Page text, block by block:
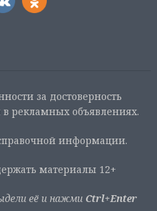
за достоверность
рекламных объявлениях.
информации.
материалы 12+
её и нажми Ctrl+Enter